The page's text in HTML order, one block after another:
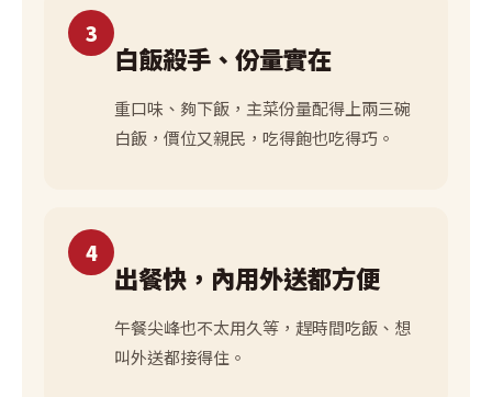
3
白飯殺手、份量實在
重口味、夠下飯，主菜份量配得上兩三碗
白飯，價位又親民，吃得飽也吃得巧。
4
出餐快，內用外送都方便
午餐尖峰也不太用久等，趕時間吃飯、想
叫外送都接得住。